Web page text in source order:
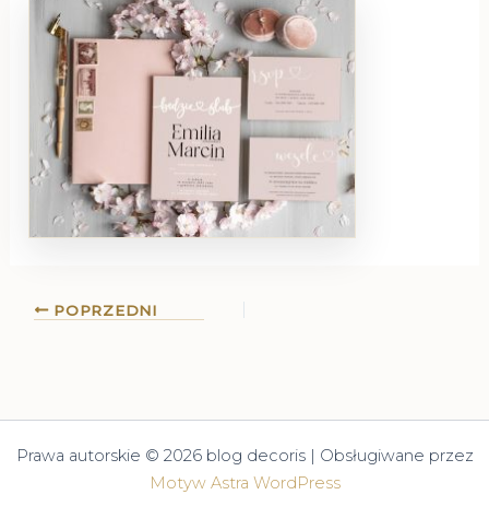
POPRZEDNI
Prawa autorskie © 2026 blog decoris | Obsługiwane przez
Motyw Astra WordPress